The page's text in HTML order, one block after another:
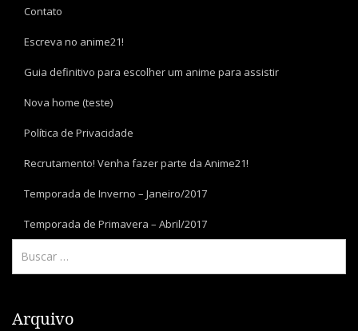
Contato
Escreva no anime21!
Guia definitivo para escolher um anime para assistir
Nova home (teste)
Política de Privacidade
Recrutamento! Venha fazer parte da Anime21!
Temporada de Inverno – Janeiro/2017
Temporada de Primavera – Abril/2017
Arquivo